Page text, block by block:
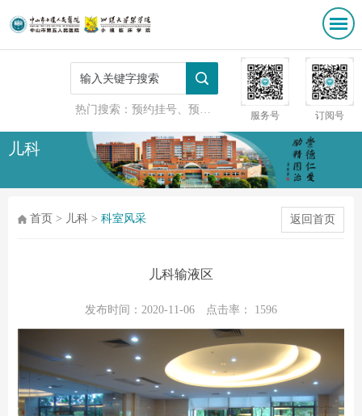
热门搜索：预约挂号、预防接种 服务号 订阅号
儿科
返回首页
首页 > 儿科 >科室风采
儿科输液区
发布时间：2020-11-06 点击率： 1596